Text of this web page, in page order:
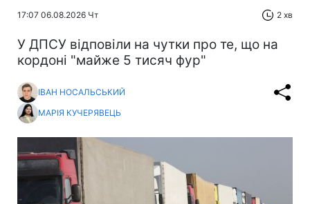
17:07 06.08.2026 Чт 2 хв
У ДПСУ відповіли на чутки про те, що на
кордоні "майже 5 тисяч фур"
ІВАН НОСАЛЬСЬКИЙ
МАРІЯ КУЧЕРЯВЕЦЬ